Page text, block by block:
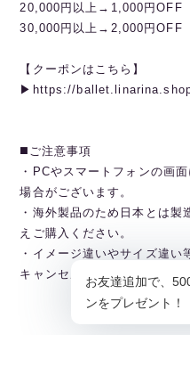
20,000円以上→1,000円OFF
30,000円以上→2,000円OFF
【クーポンはこちら】
▶︎https://
◼️ご注意事項
・PCやスマートフォンの画
場合がございます。
・海外製品のため日本とは製
えご購入ください。
・イメージ違いやサイズ違
キャンセル・返品交換はご遠